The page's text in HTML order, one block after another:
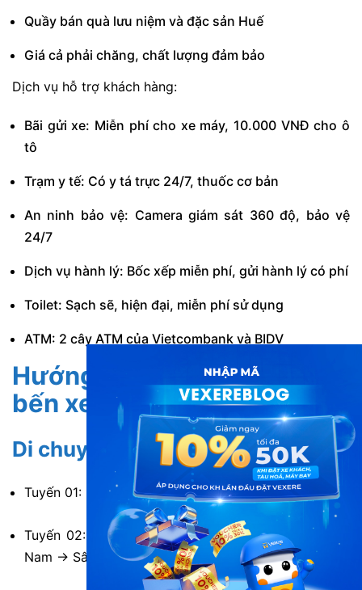
Quầy bán quà lưu niệm và đặc sản Huế
Giá cả phải chăng, chất lượng đảm bảo
Dịch vụ hỗ trợ khách hàng:
Bãi gửi xe: Miễn phí cho xe máy, 10.000 VNĐ cho ô
tô
Trạm y tế: Có y tá trực 24/7, thuốc cơ bản
An ninh bảo vệ: Camera giám sát 360 độ, bảo vệ
24/7
Dịch vụ hành lý: Bốc xếp miễn phí, gửi hành lý có phí
Toilet: Sạch sẽ, hiện đại, miễn phí sử dụng
ATM: 2 cây ATM của Vietcombank và BIDV
Hướng dẫn di chuyển đến
bến xe phía Bắc Huế
Di chuyển bằng xe buýt nội tỉnh
Tuyến 01: Kết nối với Bến xe phía Nam Huế
Tuyến 02: Chạy từ Bến xe phía Bắc → Bến xe phía
Nam → Sân bay Phú Bài